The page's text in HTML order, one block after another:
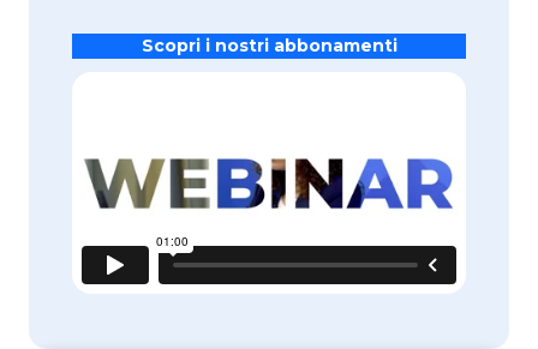
Scopri i nostri abbonamenti